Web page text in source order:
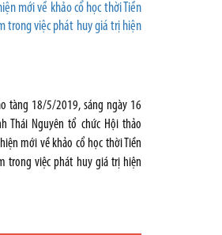
mới về khảo cổ học thời Tiền
trong việc phát huy giá trị hiện
tàng 18/5/2019, sáng ngày 16
Thái Nguyên tổ chức Hội thảo
mới về khảo cổ học thời Tiền
trong việc phát huy giá trị hiện